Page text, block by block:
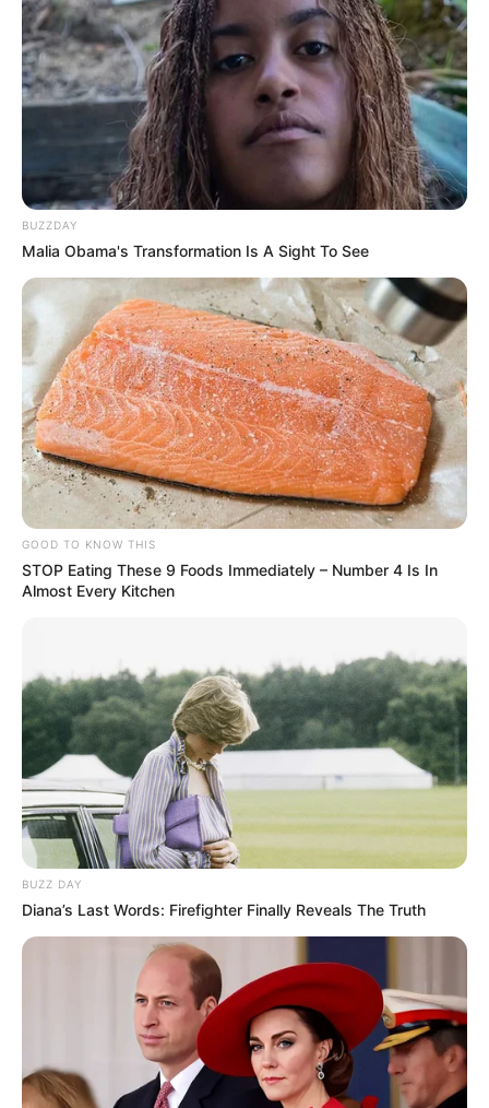
BUZZDAY
Malia Obama's Transformation Is A Sight To See
GOOD TO KNOW THIS
STOP Eating These 9 Foods Immediately – Number 4 Is In
Almost Every Kitchen
BUZZ DAY
Diana’s Last Words: Firefighter Finally Reveals The Truth